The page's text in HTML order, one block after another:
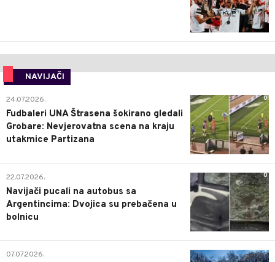
NAVIJAČI
0
24.07.2026.
Fudbaleri UNA Štrasena šokirano gledali
Grobare: Nevjerovatna scena na kraju
utakmice Partizana
0
22.07.2026.
Navijači pucali na autobus sa
Argentincima: Dvojica su prebačena u
bolnicu
1
07.07.2026.